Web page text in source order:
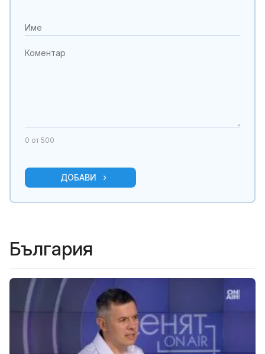
0 от 500
ДОБАВИ
България